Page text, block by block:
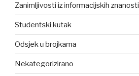
Zanimljivosti iz informacijskih znanosti
Studentski kutak
Odsjek u brojkama
Nekategorizirano